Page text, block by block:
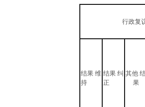
行政复
结果 维
持
结果 纠
正
其他
果